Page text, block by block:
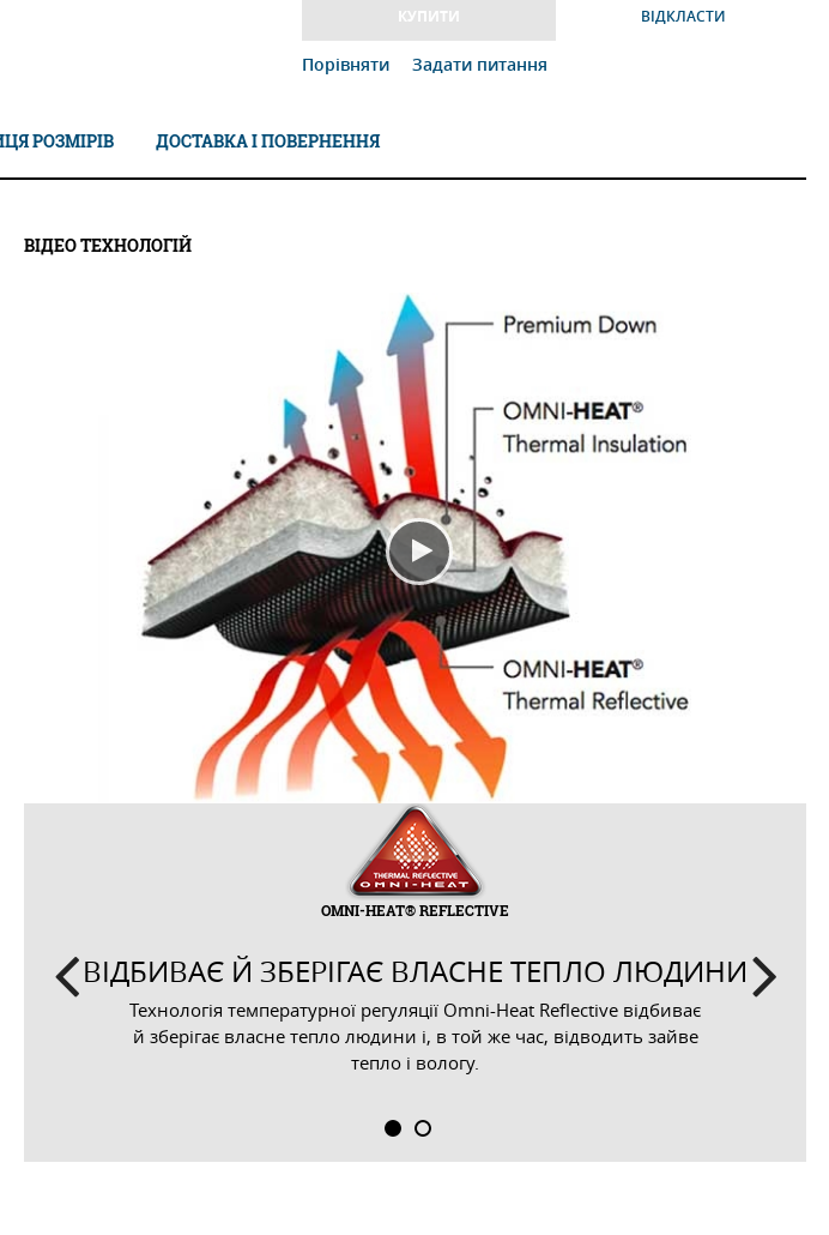
КУПИТИ ВІДКЛАСТИ
Порівняти Задати питання
РОЗМІРІВ ДОСТАВКА І ПОВЕРНЕННЯ
ВІДЕО ТЕХНОЛОГІЙ
OMNI-HEAT® REFLECTIVE
ВІДБИВАЄ Й ЗБЕРІГАЄ ВЛАСНЕ ТЕПЛО ЛЮДИНИ
Технологія температурної регуляції Omni-Heat Reflective відбиває
й зберігає власне тепло людини і, в той же час, відводить зайве
тепло і вологу.
Previous